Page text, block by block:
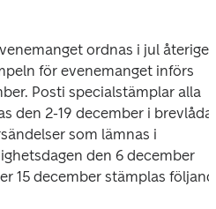
ordnas i jul
för evenemanget införs
Posti specialstämplar alla
den 2-19 december i
som lämnas i
den 6 december
15 december stämplas